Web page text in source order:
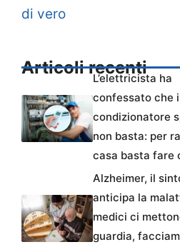
di vero
Articoli recenti
L’elettricista ha
confessato che
condizionatore
non basta: per
casa basta fare
Alzheimer, il
anticipa la
medici ci
guardia,